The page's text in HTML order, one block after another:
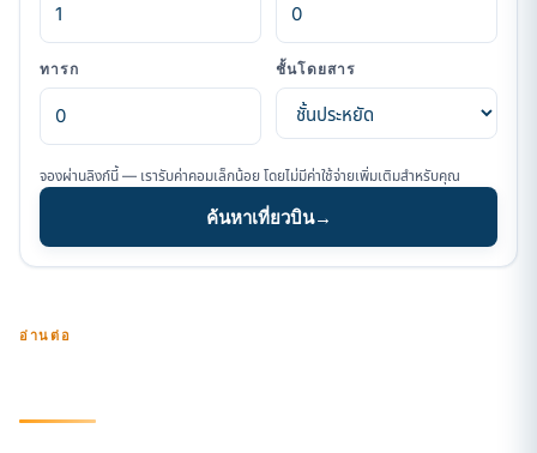
ทารก ชั้นโดยสาร
จองผ่านลิงก์นี้ — เรารับค่าคอมเล็กน้อย โดยไม่มีค่าใช้จ่ายเพิ่มเติมสำหรับคุณ
ค้นหาเที่ยวบิน→
อ่านต่อ